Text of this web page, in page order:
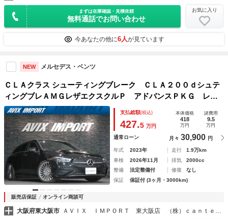
まずは在庫確認・見積依頼
無料通話でお問い合わせ
お気に入り
今あなたの他に6人が見ています
NEW メルセデス・ベンツ
ＣＬＡクラス シューティングブレーク ＣＬＡ２００ｄシュテ
ィングブレＡＭＧレザエクスクルＰ アドバンスＰＫＧ レー
ダーセーフティＰＫＧ パノラマＳＲ 黒赤革 純正ＭＢＵＸ
ナビ 地デジ ３６０°カメラ 純正１９ＡＷ 禁煙 １オーナ
ー 正規Ｄ車
支払総額(税込)
427.5 万円
本体価格
418
万円
諸費用
9.5
万円
通常ローン 月々 30,900 円
年式 2023年 走行
1.9万km
車検
2026年11月 排気
2000cc
整備
法定整備付 修復
なし
保証
保証付 (3ヶ月・3000km)
販売店保証 オンライン商談可
大阪府東大阪市 ＡＶＩＸ ＩＭＰＯＲＴ 東大阪店 （株）ｃａｎｔｅｒａ